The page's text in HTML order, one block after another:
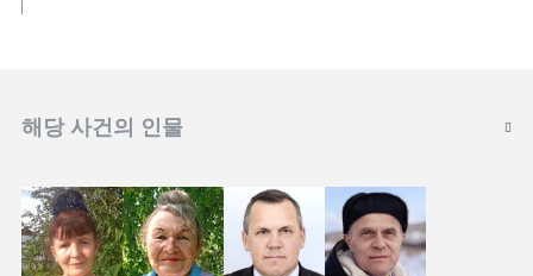
해당 사건의 인물